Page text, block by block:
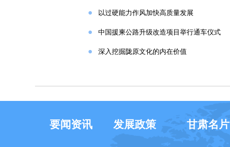
以过硬能力作风加快高质量发展
中国援柬公路升级改造项目举行通车仪式
深入挖掘陇原文化的内在价值
要闻资讯 发展政策 甘肃名片